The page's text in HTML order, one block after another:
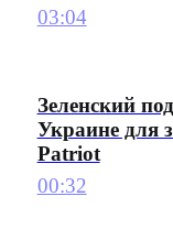
03:04
Зеленский
Украине для
Patriot
00:32